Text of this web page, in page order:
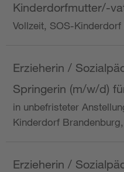
Kinderdorfmutter/-
Vollzeit, SOS-
Erzieherin /
Springerin (m/w/d)
in unbefristeter
Kinderdorf
Erzieherin /